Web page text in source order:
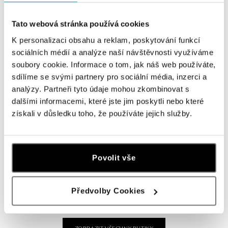
Tato webová stránka používá cookies
K personalizaci obsahu a reklam, poskytování funkcí
sociálních médií a analýze naší návštěvnosti využíváme
soubory cookie. Informace o tom, jak náš web používáte,
sdílíme se svými partnery pro sociální média, inzerci a
analýzy. Partneři tyto údaje mohou zkombinovat s
dalšími informacemi, které jste jim poskytli nebo které
získali v důsledku toho, že používáte jejich služby.
Povolit vše
Předvolby Cookies
ALOve OC Olympia, Brno
U Dálnice 777, 664 42 Brno
tel.: +420604389337
dnes otevřeno do 21:00
ALOve Westfield Černý most, Praha 9
Chlumecká 765/6, 198 19 Praha 9
tel.: +420730524389